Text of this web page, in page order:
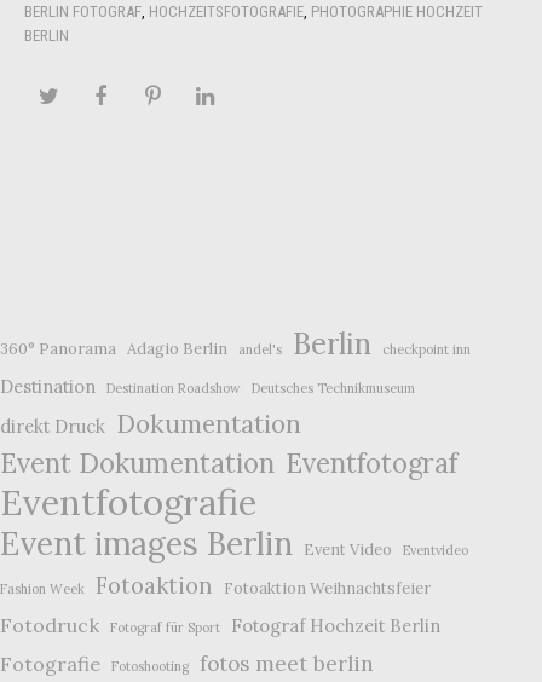
BERLIN FOTOGRAF, HOCHZEITSFOTOGRAFIE, PHOTOGRAPHIE HOCHZEIT
BERLIN
360° Panorama Adagio Berlin andel's Berlin checkpoint inn
Destination Destination Roadshow Deutsches Technikmuseum
direkt Druck Dokumentation
Event Dokumentation Eventfotograf
Eventfotografie
Event images Berlin Event Video Eventvideo
Fashion Week Fotoaktion Fotoaktion Weihnachtsfeier
Fotodruck Fotograf für Sport Fotograf Hochzeit Berlin
Fotografie Fotoshooting fotos meet berlin